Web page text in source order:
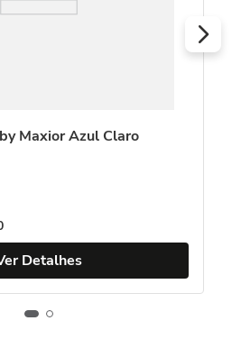
Maxior Azul Claro
Detalhes